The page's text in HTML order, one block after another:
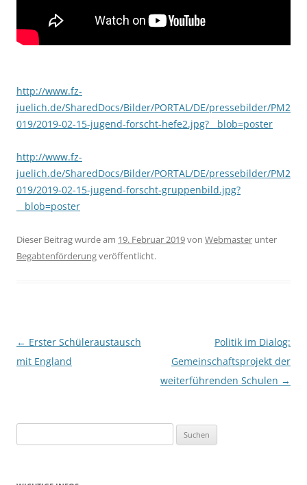
http://www.fz-
juelich.de/SharedDocs/Bilder/PORTAL/DE/pressebilder/PM2
019/2019-02-15-jugend-forscht-hefe2.jpg?__blob=poster
http://www.fz-
juelich.de/SharedDocs/Bilder/PORTAL/DE/pressebilder/PM2
019/2019-02-15-jugend-forscht-gruppenbild.jpg?
__blob=poster
Dieser Beitrag wurde am 19. Februar 2019von Webmaster unter
Begabtenförderungveröffentlicht.
Beitragsnavigation
← Erster Schüleraustausch
mit England
Politik im Dialog:
Gemeinschaftsprojekt der
weiterführenden Schulen →
nach: